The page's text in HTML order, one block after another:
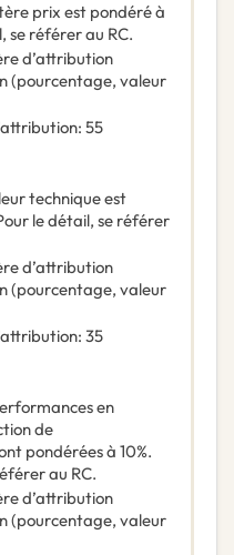
prix est pondéré à
se référer au RC.
d’attribution
(pourcentage, valeur
: 55
technique est
le détail, se référer
d’attribution
(pourcentage, valeur
: 35
en
de
pondérées à 10%.
au RC.
d’attribution
(pourcentage, valeur